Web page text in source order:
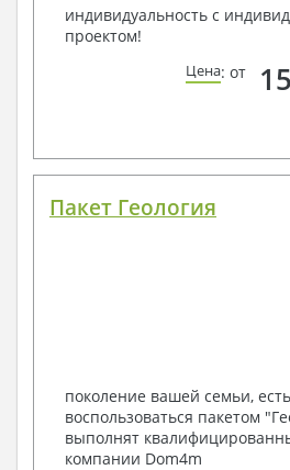
индивидуальность с
проектом!
Цена: от
Пакет Геология
поколение вашей семьи,
воспользоваться пакетом
выполнят
компании Dom4m